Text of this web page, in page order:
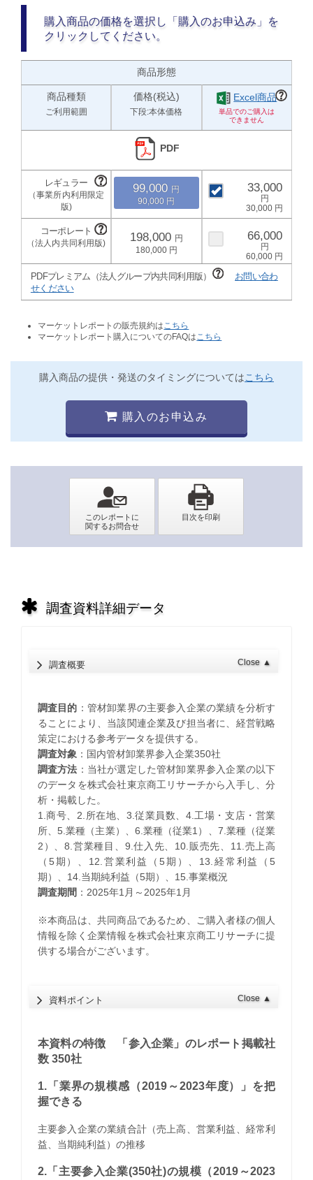
購入商品の価格を選択し「購入のお申込み」を
クリックしてください。
商品形態
商品種類
ご利用範囲
価格(税込)
下段:本体価格
Excel商品
PDF
99,000
90,000
33,000
30,000
198,000
180,000
66,000
60,000
PDFプレミアム（法人グループ内共同利用版）
お問い合わ
せください
マーケットレポートの販売規約は こちら
マーケットレポート購入についてのFAQは こちら
購入商品の提供・発送のタイミングについてはこちら
購入のお申込み
調査資料詳細データ
調査概要 Close ▲
調査目的 ：管材卸業界の主要参入企業の業績を分析す
ることにより、当該関連企業及び担当者に、経営戦略
策定における参考データを提供する。
調査対象：国内管材卸業界参入企業350社
調査方法 ：当社が選定した管材卸業界参入企業の以下
のデータを株式会社東京商工リサーチから入手し、分
析・掲載した。
1.商号、2.所在地、3.従業員数、4.工場・支店・営業
所、5.業種（主業）、6.業種（従業1）、7.業種（従業
2）、8.営業種目、9.仕入先、10.販売先、11.売上高
（5期）、12.営業利益（5期）、13.経常利益（5
期）、14.当期純利益（5期）、15.事業概況
調査期間 ：2025年1月～2025年1月
※本商品は、共同商品であるため、ご購入者様の個人
情報を除く企業情報を株式会社東京商工リサーチに提
供する場合がございます。
資料ポイント Close ▲
本資料の特徴 「参入企業」のレポート掲載社
数 350社
1.「業界の規模感（2019～2023年度）」を把
握できる
主要参入企業の業績合計（売上高、営業利益、経常利
益、当期純利益）の推移
2.「主要参入企業(350社)の規模（2019～2023